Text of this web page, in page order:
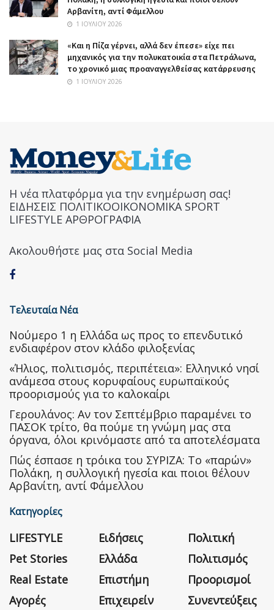
Αρβανίτη, αντί Φάμελλου
1 ΙΟΥΛΊΟΥ 2026
«Και η Πίζα γέρνει, αλλά δεν έπεσε» είχε πει
μηχανικός για την πολυκατοικία στα Πετράλωνα,
το χρονικό μιας προαναγγελθείσας κατάρρευσης
1 ΙΟΥΛΊΟΥ 2026
Η νέα πλατφόρμα για την ενημέρωση σας!
ΕΙΔΗΣΕΙΣ ΠΟΛΙΤΙΚΟΟΙΚΟΝΟΜΙΚΑ SPORT
LIFESTYLE ΑΡΘΡΟΓΡΑΦΙΑ
Ακολουθήστε μας στα Social Media
Τελευταία Νέα
Nούμερο 1 η Ελλάδα ως προς το επενδυτικό
ενδιαφέρον στον κλάδο φιλοξενίας
«Ήλιος, πολιτισμός, περιπέτεια»: Ελληνικό νησί
ανάμεσα στους κορυφαίους ευρωπαϊκούς
προορισμούς για το καλοκαίρι
Γερουλάνος: Αν τον Σεπτέμβριο παραμένει το
ΠΑΣΟΚ τρίτο, θα πούμε τη γνώμη μας στα
όργανα, όλοι κρινόμαστε από τα αποτελέσματα
Πώς έσπασε η τρόικα του ΣΥΡΙΖΑ: Το «παρών»
Πολάκη, η συλλογική ηγεσία και ποιοι θέλουν
Αρβανίτη, αντί Φάμελλου
Κατηγορίες
LIFESTYLE
Pet Stories
Real Estate
Αγορές
Ειδήσεις
Ελλάδα
Επιστήμη
Επιχειρείν
Πολιτική
Πολιτισμός
Προορισμοί
Συνεντεύξεις